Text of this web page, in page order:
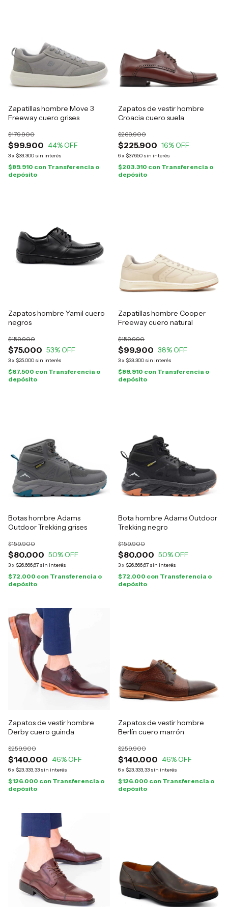
Zapatillas hombre Move 3
Freeway cuero grises
$99.900
$179.900
44% OFF
3x $33.300 sin interés
$89.910 con Transferencia o
depósito
Zapatos de vestir hombre
Croacia cuero suela
$225.900
$269.900
16% OFF
6x $37.650 sin interés
$203.310 con Transferencia o
depósito
Zapatos hombre Yamil cuero
negros
$75.000
$159.900
53% OFF
3x $25.000 sin interés
$67.500 con Transferencia o
depósito
Zapatillas hombre Cooper
Freeway cuero natural
$99.900
$159.990
38% OFF
3x $33.300 sin interés
$89.910 con Transferencia o
depósito
Botas hombre Adams
Outdoor Trekking grises
$80.000
$159.900
50% OFF
3x $26.666,67 sin interés
$72.000 con Transferencia o
depósito
Bota hombre Adams Outdoor
Trekking negro
$80.000
$159.900
50% OFF
3x $26.666,67 sin interés
$72.000 con Transferencia o
depósito
Zapatos de vestir hombre
Derby cuero guinda
$140.000
$259.900
46% OFF
6x $23.333,33 sin interés
$126.000 con Transferencia o
depósito
Zapatos de vestir hombre
Berlín cuero marrón
$140.000
$259.900
46% OFF
6x $23.333,33 sin interés
$126.000 con Transferencia o
depósito